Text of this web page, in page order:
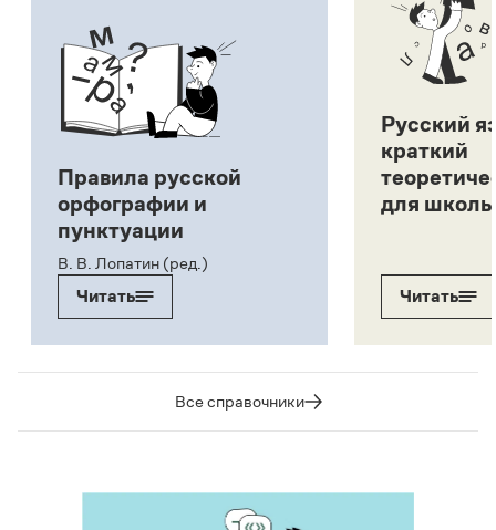
Правила русской
орфографии и
пунктуации
В. В. Лопатин (ред.)
Читать
Русский
краткий
для
Читать
Все справочники